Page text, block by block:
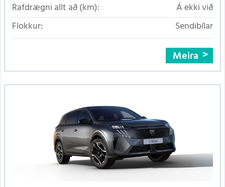
Rafdrægni allt að (km):
Á ekki við
Flokkur:
Sendibílar
Meira